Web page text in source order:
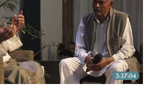
3:37:04